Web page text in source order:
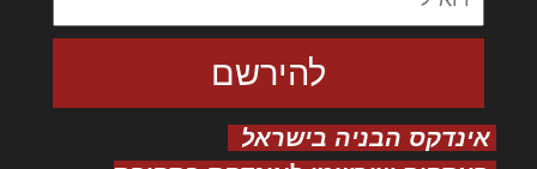
אינדקס הבניה בישראל